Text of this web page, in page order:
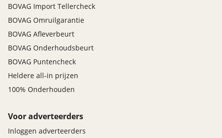
BOVAG Import Tellercheck
BOVAG Omruilgarantie
BOVAG Afleverbeurt
BOVAG Onderhoudsbeurt
BOVAG Puntencheck
Heldere all-in prijzen
100% Onderhouden
Voor adverteerders
Inloggen adverteerders